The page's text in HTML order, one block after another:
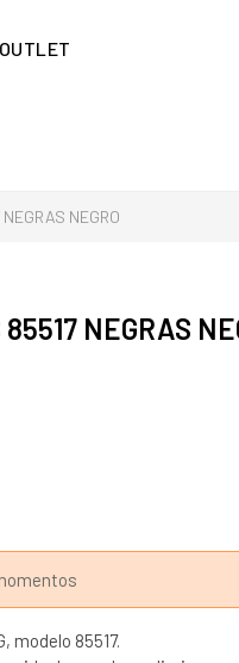
OUTLET
NEGRO
NEGRAS
modelo 85517.